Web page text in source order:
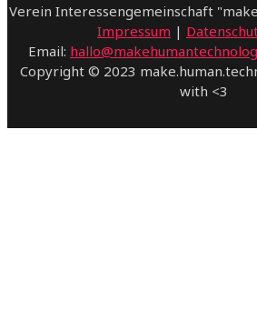
Verein Interessengemeinschaft
Impressum |
Email:
Copyright © 2023
with <3